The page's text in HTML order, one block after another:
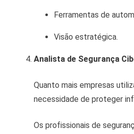
Ferramentas de
Visão estratégica.
Analista de Segurança
Quanto mais empresas
necessidade de proteger
Os profissionais de